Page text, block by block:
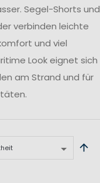
Segel-Shorts und
verbinden leichte
und viel
Look eignet sich
am Strand und für